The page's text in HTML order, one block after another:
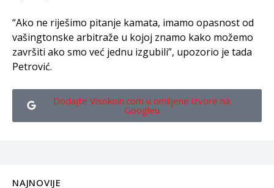
“Ako ne riješimo pitanje kamata, imamo opasnost od
vašingtonske arbitraže u kojoj znamo kako možemo
završiti ako smo već jednu izgubili”, upozorio je tada
Petrović.
Dodajte Visokoin.com u omiljene izvore na
Googleu
NAJNOVIJE